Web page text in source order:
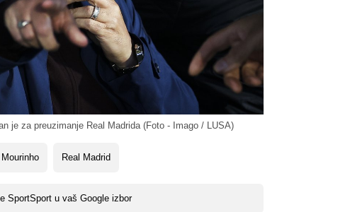
je za preuzimanje Real Madrida (Foto - Imago / LUSA)
Real Madrid
SportSport u vaš Google izbor